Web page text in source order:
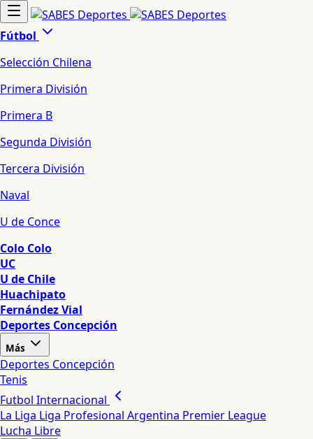
Fútbol
Selección Chilena
Primera División
Primera B
Segunda División
Tercera División
Naval
U de Conce
Colo Colo
UC
U de Chile
Huachipato
Fernández Vial
Deportes Concepción
Más
Deportes Concepción
Tenis
Futbol Internacional
La Liga Liga Profesional Argentina Premier League
Lucha Libre